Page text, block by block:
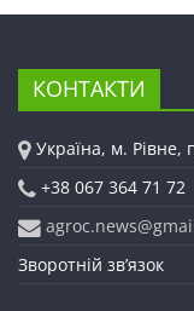
КОНТАКТИ
Україна, м. Рівне,
+38 067 364 71 72
Зворотній зв’язок